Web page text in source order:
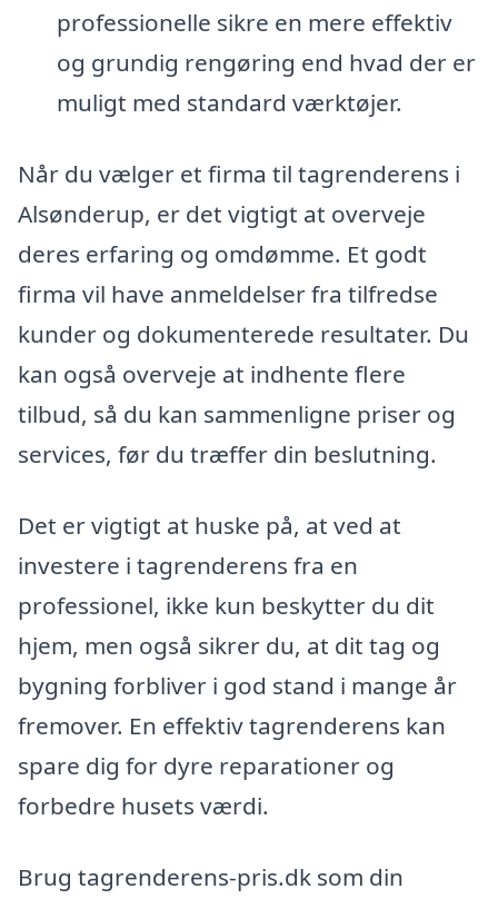
professionelle sikre en mere effektiv
og grundig rengøring end hvad der er
muligt med standard værktøjer.
Når du vælger et firma til tagrenderens i
Alsønderup, er det vigtigt at overveje
deres erfaring og omdømme. Et godt
firma vil have anmeldelser fra tilfredse
kunder og dokumenterede resultater. Du
kan også overveje at indhente flere
tilbud, så du kan sammenligne priser og
services, før du træffer din beslutning.
Det er vigtigt at huske på, at ved at
investere i tagrenderens fra en
professionel, ikke kun beskytter du dit
hjem, men også sikrer du, at dit tag og
bygning forbliver i god stand i mange år
fremover. En effektiv tagrenderens kan
spare dig for dyre reparationer og
forbedre husets værdi.
Brug tagrenderens-pris.dk som din